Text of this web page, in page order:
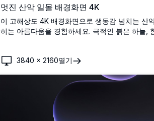
멋진 산악 일몰 배경화면 4K
이 고해상도 4K 배경화면으로 생동감 넘치는 산
히는 아름다움을 경험하세요. 극적인 붉은 하늘,
향상시키기에 완벽합니다. 자연을 사랑하는 사람
3840 × 2160열기